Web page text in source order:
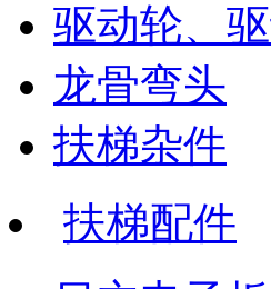
驱动轮、
龙骨弯头
扶梯杂件
扶梯配件